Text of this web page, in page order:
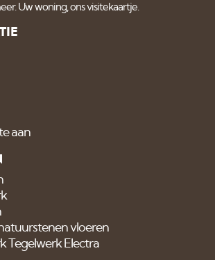
Uw woning, ons visitekaartje.
aan
vloeren
Tegelwerk Electra